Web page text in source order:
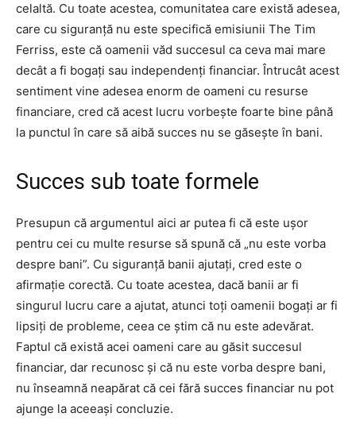
celaltă. Cu toate acestea, comunitatea care există adesea,
care cu siguranță nu este specifică emisiunii The Tim
Ferriss, este că oamenii văd succesul ca ceva mai mare
decât a fi bogați sau independenți financiar. Întrucât acest
sentiment vine adesea enorm de oameni cu resurse
financiare, cred că acest lucru vorbește foarte bine până
la punctul în care să aibă succes nu se găsește în bani.
Succes sub toate formele
Presupun că argumentul aici ar putea fi că este ușor
pentru cei cu multe resurse să spună că „nu este vorba
despre bani”. Cu siguranță banii ajutați, cred este o
afirmație corectă. Cu toate acestea, dacă banii ar fi
singurul lucru care a ajutat, atunci toți oamenii bogați ar fi
lipsiți de probleme, ceea ce știm că nu este adevărat.
Faptul că există acei oameni care au găsit succesul
financiar, dar recunosc și că nu este vorba despre bani,
nu înseamnă neapărat că cei fără succes financiar nu pot
ajunge la aceeași concluzie.